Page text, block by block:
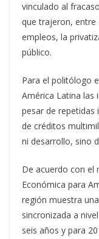
vinculado al
que trajeron, entre
empleos, la
público.
Para el politólogo
América Latina las
pesar de repetidas
de créditos
ni desarrollo, sino
De acuerdo con el
Económica para
región muestra
sincronizada a
seis años y para